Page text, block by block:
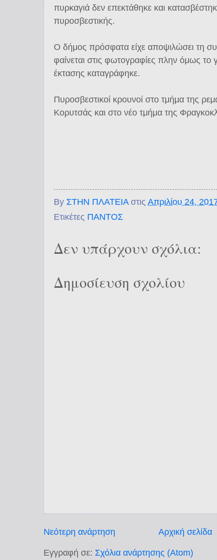
πυρκαγιά δεν επεκτάθηκε και
πυροσβεστικής.
Ο δήμος πρόσφατα είχε αποψιλώσει τη
φαίνεται στις φωτογραφίες πλην όμως το
έκτασης καταγράφηκε.
Πυροσβεστικοί κρουνοί στο τμήμα της
Κορυτσάς και στο νέο τμήμα της
By ΣΤΗΝ ΠΛΑΤΕΙΑ στις Απριλίου 24,
Ετικέτες ΠΑΝΤΟΣ
Δεν υπάρχουν σχόλια:
Δημοσίευση σχολίου
Νεότερη ανάρτηση Αρχική σελίδα
Εγγραφή σε: Σχόλια ανάρτησης (Atom)